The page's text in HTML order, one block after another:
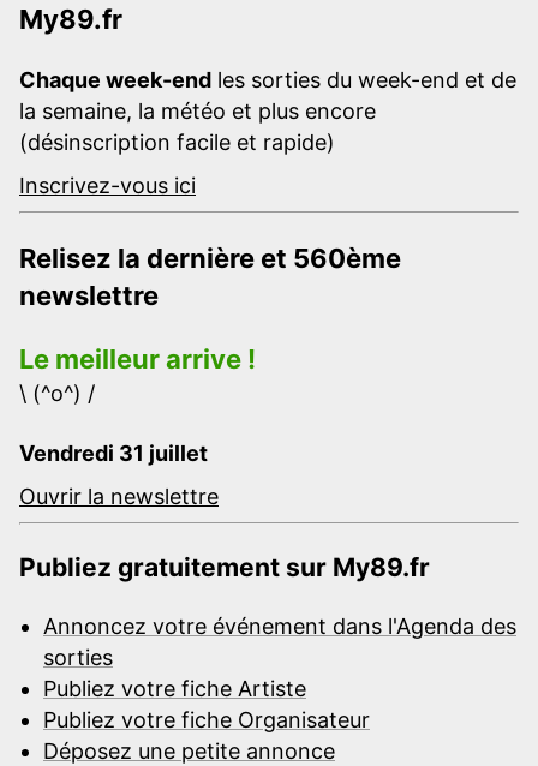
My89.fr
Chaque week-end les sorties du week-end et de
la semaine, la météo et plus encore
(désinscription facile et rapide)
Inscrivez-vous ici
Relisez la dernière et 560ème
newslettre
Le meilleur arrive !
\ (^o^) /
Vendredi 31 juillet
Ouvrir la newslettre
Publiez gratuitement sur My89.fr
Annoncez votre événement dans l'Agenda des
sorties
Publiez votre fiche Artiste
Publiez votre fiche Organisateur
Déposez une petite annonce